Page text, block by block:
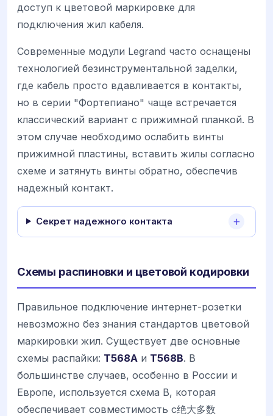
доступ к цветовой маркировке для
подключения жил кабеля.
Современные модули Legrand часто оснащены
технологией безинструментальной заделки,
где кабель просто вдавливается в контакты,
но в серии "Фортепиано" чаще встречается
классический вариант с прижимной планкой. В
этом случае необходимо ослабить винты
прижимной пластины, вставить жилы согласно
схеме и затянуть винты обратно, обеспечив
надежный контакт.
Секрет надежного контакта
Схемы распиновки и цветовой кодировки
Правильное подключение интернет-розетки
невозможно без знания стандартов цветовой
маркировки жил. Существует две основные
схемы распайки: T568A и T568B. В
большинстве случаев, особенно в России и
Европе, используется схема B, которая
обеспечивает совместимость с绝大多数